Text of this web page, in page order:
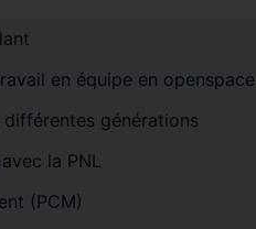
en équipe en openspace
générations
la PNL
(PCM)